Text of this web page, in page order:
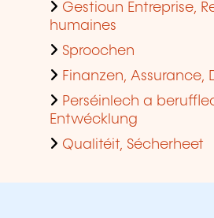
Gestioun Entreprise,
humaines
Sproochen
Finanzen, Assurance,
Perséinlech a
Entwécklung
Qualitéit, Sécherheet